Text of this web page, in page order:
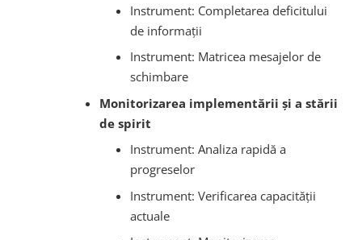
Instrument: Completarea deficitului
de informații
Instrument: Matricea mesajelor de
schimbare
Monitorizarea implementării și a stării
de spirit
Instrument: Analiza rapidă a
progreselor
Instrument: Verificarea capacităţii
actuale